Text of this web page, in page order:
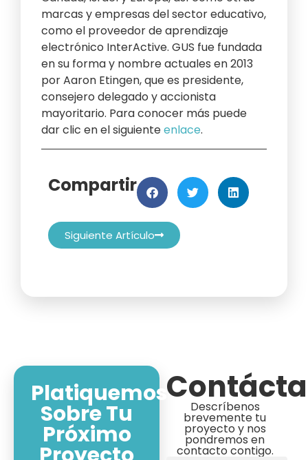
marcas y empresas del sector educativo,
como el proveedor de aprendizaje
electrónico InterActive. GUS fue fundada
en su forma y nombre actuales en 2013
por Aaron Etingen, que es presidente,
consejero delegado y accionista
mayoritario. Para conocer más puede
dar clic en el siguienteenlace.
Compartir
Siguiente Artículo
Platiquemos
Sobre Tu
Próximo
Descríbenos
brevemente tu
proyecto y nos
pondremos en
contacto contigo.